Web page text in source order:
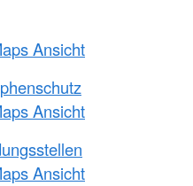
Ansicht
Ansicht
Ansicht